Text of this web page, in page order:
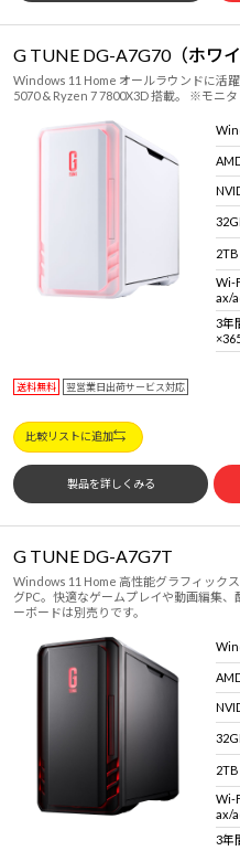
G TUNE DG-A7G70（ホワイ
Windows 11 Home オールラウンドに活
5070 & Ryzen 7 7800X3D 搭載。 ※モニ
Wi-
ax/
3年
送料無料 翌営業日出荷サービス対応
比較リストに追加
製品を詳しくみる
G TUNE DG-A7G7T
Windows 11 Home 高性能グラフィック
グPC。快適なゲームプレイや動画編集
ーボードは別売りです。
Wi-
ax/
3年